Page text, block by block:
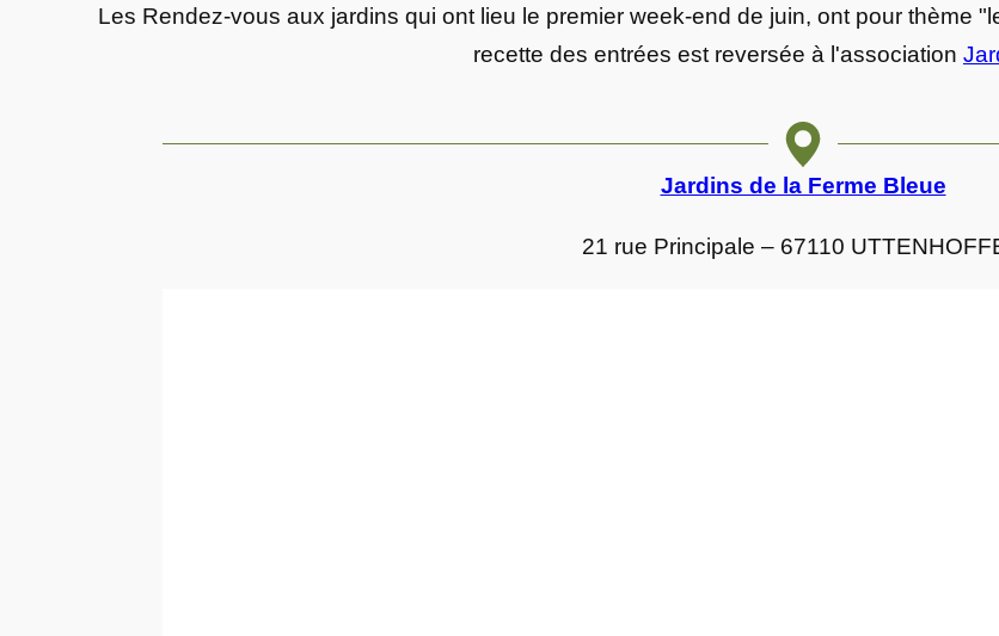
Les Rendez-vous aux jardins qui ont lieu le premier week-end de juin, ont pour thème
recette des entrées est reversée à l'association
Jardins de la Ferme Bleue
21 rue Principale – 67110